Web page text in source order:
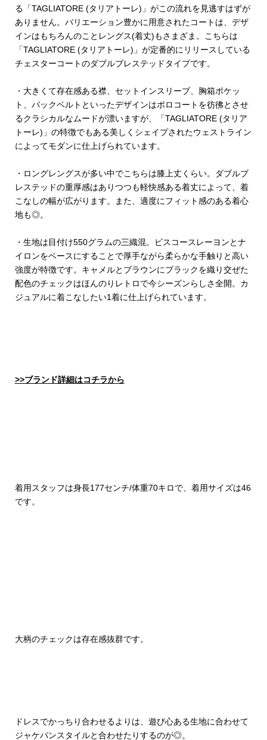
る「TAGLIATORE (タリアトーレ)」がこの流れを見逃すはずが
ありません。バリエーション豊かに用意されたコートは、デザ
インはもちろんのことレングス(着丈)もさまざま。こちらは
「TAGLIATORE (タリアトーレ)」が定番的にリリースしている
チェスターコートのダブルブレステッドタイプです。
・大きくて存在感ある襟、セットインスリーブ、胸箱ポケッ
ト、バックベルトといったデザインはポロコートを彷彿とさせ
るクラシカルなムードが漂いますが、「TAGLIATORE (タリア
トーレ)」の特徴でもある美しくシェイプされたウェストライン
によってモダンに仕上げられています。
・ロングレングスが多い中でこちらは膝上丈くらい。ダブルブ
レステッドの重厚感はありつつも軽快感ある着丈によって、着
こなしの幅が広がります。また、適度にフィット感のある着心
地も◎。
・生地は目付け550グラムの三織混。ビスコースレーヨンとナ
イロンをベースにすることで厚手ながら柔らかな手触りと高い
強度が特徴です。キャメルとブラウンにブラックを織り交ぜた
配色のチェックはほんのりレトロで今シーズンらしさ全開。カ
ジュアルに着こなしたい1着に仕上げられています。
>>ブランド詳細はコチラから
着用スタッフは身長177センチ/体重70キロで、着用サイズは46
です。
大柄のチェックは存在感抜群です。
ドレスでかっちり合わせるよりは、遊び心ある生地に合わせて
ジャケパンスタイルと合わせたりするのが◎。